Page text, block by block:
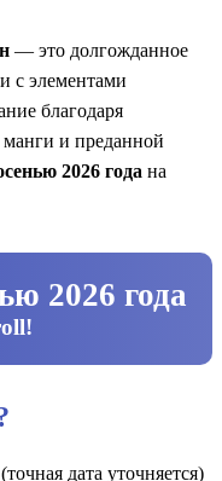
— это долгожданное
с элементами
благодаря
и преданной
2026 года на
2026 года
!
дата уточняется)